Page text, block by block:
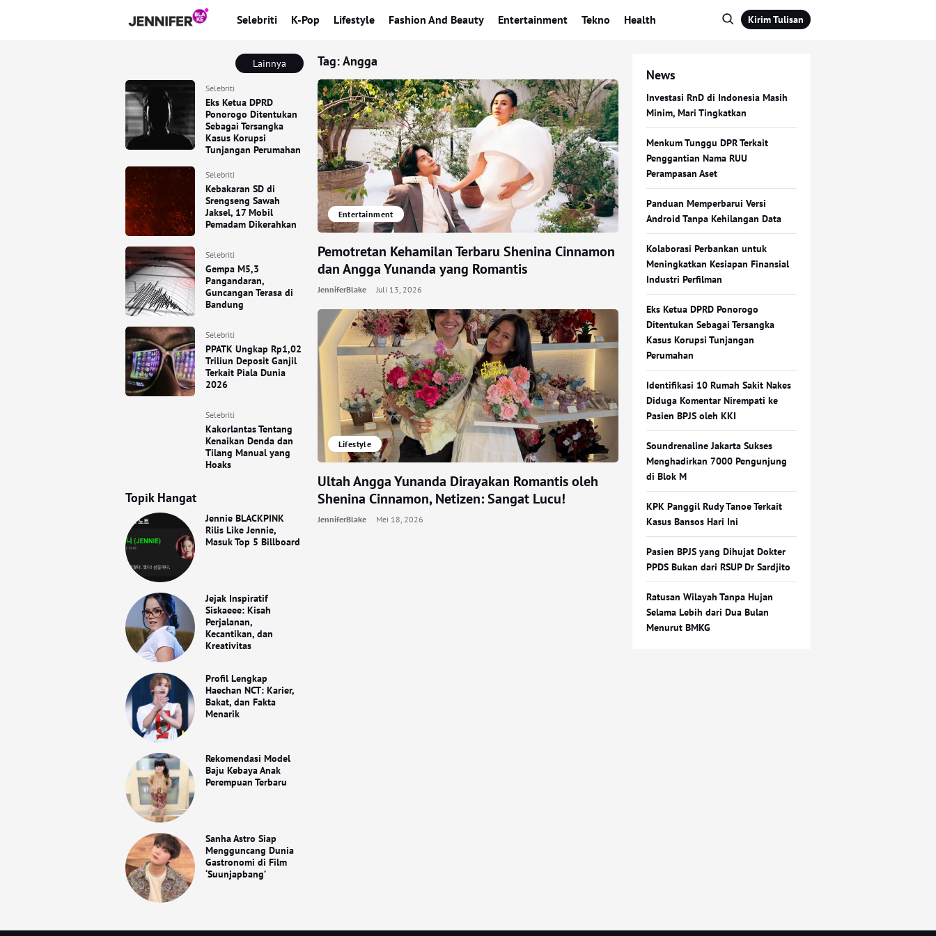
Selebriti K-Pop Lifestyle Fashion And Beauty Entertainment Tekno Health Kirim Tulisan
Lainnya
Selebriti
Eks Ketua DPRD
Ponorogo Ditentukan
Sebagai Tersangka
Kasus Korupsi
Tunjangan Perumahan
Selebriti
Kebakaran SD di
Srengseng Sawah
Jaksel, 17 Mobil
Pemadam Dikerahkan
Selebriti
Gempa M5,3
Pangandaran,
Guncangan Terasa di
Bandung
Selebriti
PPATK Ungkap Rp1,02
Triliun Deposit Ganjil
Terkait Piala Dunia
2026
Selebriti
Kakorlantas Tentang
Kenaikan Denda dan
Tilang Manual yang
Hoaks
Topik Hangat
Jennie BLACKPINK
Rilis Like Jennie,
Masuk Top 5 Billboard
Jejak Inspiratif
Siskaeee: Kisah
Perjalanan,
Kecantikan, dan
Kreativitas
Profil Lengkap
Haechan NCT: Karier,
Bakat, dan Fakta
Menarik
Rekomendasi Model
Baju Kebaya Anak
Perempuan Terbaru
Sanha Astro Siap
Mengguncang Dunia
Gastronomi di Film
‘Suunjapbang’
Tag:Angga
Entertainment
Pemotretan Kehamilan Terbaru Shenina Cinnamon
dan Angga Yunanda yang Romantis
JenniferBlake Juli 13, 2026
Lifestyle
Ultah Angga Yunanda Dirayakan Romantis oleh
Shenina Cinnamon, Netizen: Sangat Lucu!
JenniferBlake Mei 18, 2026
News
Investasi RnD di Indonesia Masih
Minim, Mari Tingkatkan
Menkum Tunggu DPR Terkait
Penggantian Nama RUU
Perampasan Aset
Panduan Memperbarui Versi
Android Tanpa Kehilangan Data
Kolaborasi Perbankan untuk
Meningkatkan Kesiapan Finansial
Industri Perfilman
Eks Ketua DPRD Ponorogo
Ditentukan Sebagai Tersangka
Kasus Korupsi Tunjangan
Perumahan
Identifikasi 10 Rumah Sakit Nakes
Diduga Komentar Nirempati ke
Pasien BPJS oleh KKI
Soundrenaline Jakarta Sukses
Menghadirkan 7000 Pengunjung
di Blok M
KPK Panggil Rudy Tanoe Terkait
Kasus Bansos Hari Ini
Pasien BPJS yang Dihujat Dokter
PPDS Bukan dari RSUP Dr Sardjito
Ratusan Wilayah Tanpa Hujan
Selama Lebih dari Dua Bulan
Menurut BMKG